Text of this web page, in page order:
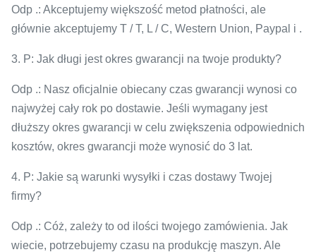
Odp .: Akceptujemy większość metod płatności, ale
głównie akceptujemy T / T, L / C, Western Union, Paypal i .
3. P: Jak długi jest okres gwarancji na twoje produkty?
Odp .: Nasz oficjalnie obiecany czas gwarancji wynosi co
najwyżej cały rok po dostawie. Jeśli wymagany jest
dłuższy okres gwarancji w celu zwiększenia odpowiednich
kosztów, okres gwarancji może wynosić do 3 lat.
4. P: Jakie są warunki wysyłki i czas dostawy Twojej
firmy?
Odp .: Cóż, zależy to od ilości twojego zamówienia. Jak
wiecie, potrzebujemy czasu na produkcję maszyn. Ale